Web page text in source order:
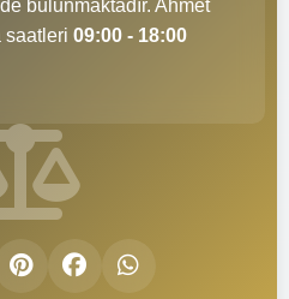
bulunmaktadır. Ahmet
saatleri 09:00 - 18:00